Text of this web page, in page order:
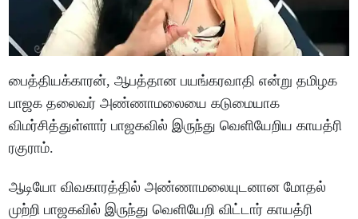
பைத்தியக்காரன், ஆபத்தான பயங்கரவாதி என்று தமிழக
பாஜக தலைவர் அண்ணாமலையை கடுமையாக
விமர்சித்துள்ளார் பாஜகவில் இருந்து வெளியேறிய காயத்ரி
ரகுராம்.
ஆடியோ விவகாரத்தில் அண்ணாமலையுடனான மோதல்
முற்றி பாஜகவில் இருந்து வெளியேறி விட்டார் காயத்ரி